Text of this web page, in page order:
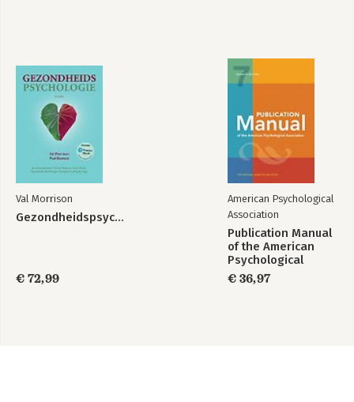
Val Morrison
Gezondheidspsychologie
€ 72,99
American Psychological
Association
Publication Manual
of the American
Psychological
Association 2020
€ 36,97